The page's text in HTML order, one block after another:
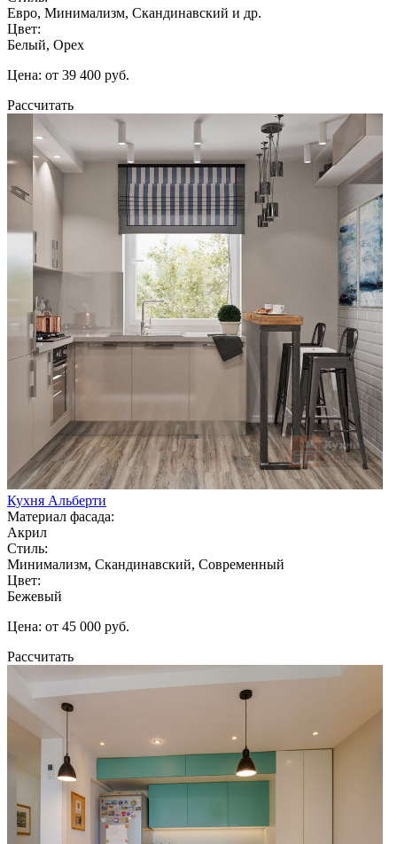
Евро, Минимализм, Скандинавский и др.
Цвет:
Белый, Орех
Цена: от 39 400 руб.
Рассчитать
Кухня Альберти
Материал фасада:
Акрил
Стиль:
Минимализм, Скандинавский, Современный
Цвет:
Бежевый
Цена: от 45 000 руб.
Рассчитать